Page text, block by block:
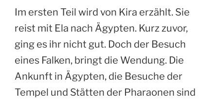
Im ersten Teil wird von Kira erzählt. Sie
reist mit Ela nach Ägypten. Kurz zuvor,
ging es ihr nicht gut. Doch der Besuch
eines Falken, bringt die Wendung. Die
Ankunft in Ägypten, die Besuche der
Tempel und Stätten der Pharaonen sind